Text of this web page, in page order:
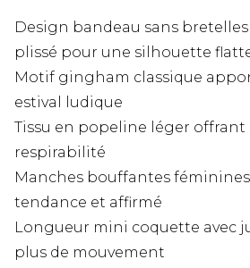
Design bandeau sans bretelles
plissé pour une silhouette
Motif gingham classique
estival ludique
Tissu en popeline léger
respirabilité
Manches bouffantes
tendance et affirmé
Longueur mini coquette avec
plus de mouvement